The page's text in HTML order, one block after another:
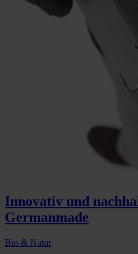
Innovativ und
Germanmade
Bio & Natur